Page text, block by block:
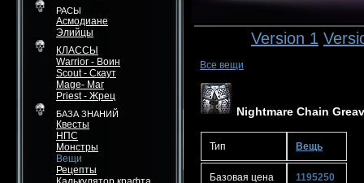
РАСЫ
Асмодиане
Элийцы
КЛАССЫ
Warrior - Воин
Scout - Скаут
Mage- Маг
Priest - Жрец
БАЗА ЗНАНИЙ
Квесты
НПС
Монстры
Вещи
Рецепты
Калькулятор крафта
Version 1
Все вещи
Nightmare Chain
Тип Вещь
Базовая цена 1195250